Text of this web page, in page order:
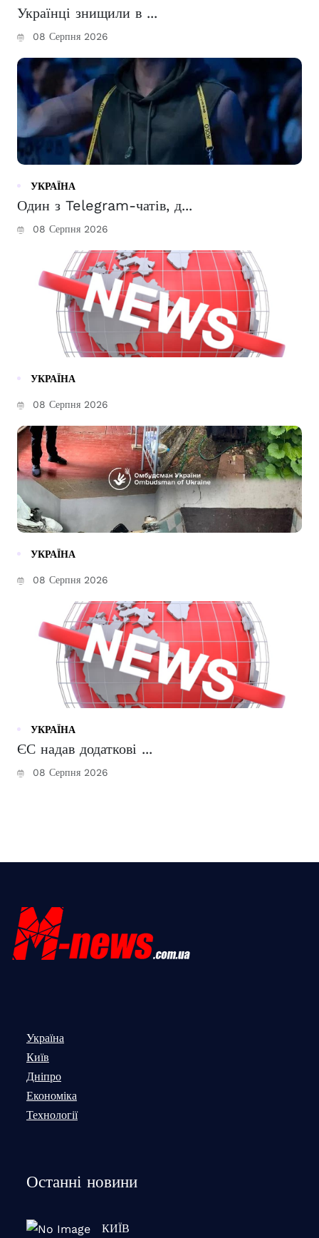
Українці знищили в ...
08 Серпня 2026
УКРАЇНА
Один з Telegram-чатів, д...
08 Серпня 2026
УКРАЇНА
08 Серпня 2026
УКРАЇНА
08 Серпня 2026
УКРАЇНА
ЄС надав додаткові ...
08 Серпня 2026
Україна
Київ
Дніпро
Економіка
Технології
Останні новини
КИЇВ